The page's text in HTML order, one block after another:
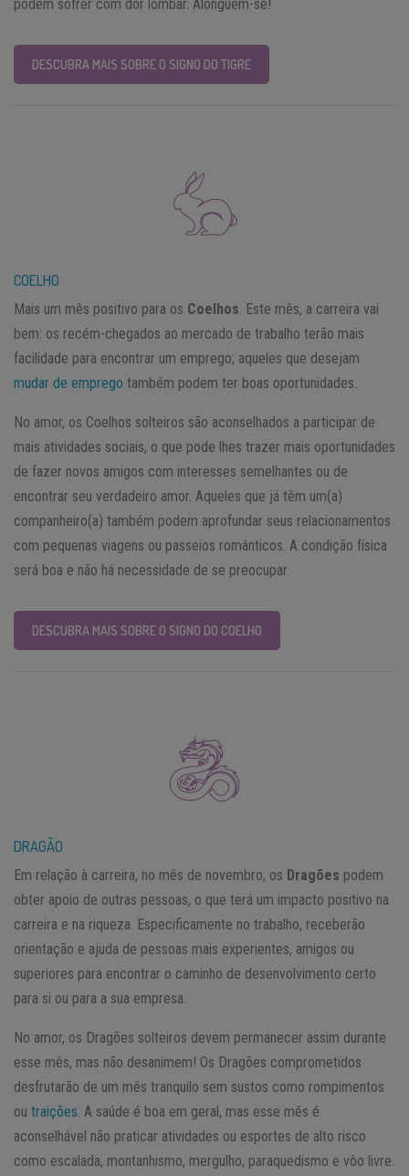
podem sofrer com dor lombar. Alonguem-se!
DESCUBRA MAIS SOBRE O SIGNO DO TIGRE
COELHO
Mais um mês positivo para os Coelhos. Este mês, a carreira vai
bem: os recém-chegados ao mercado de trabalho terão mais
facilidade para encontrar um emprego; aqueles que desejam
mudar de emprego também podem ter boas oportunidades.
No amor, os Coelhos solteiros são aconselhados a participar de
mais atividades sociais, o que pode lhes trazer mais oportunidades
de fazer novos amigos com interesses semelhantes ou de
encontrar seu verdadeiro amor. Aqueles que já têm um(a)
companheiro(a) também podem aprofundar seus relacionamentos
com pequenas viagens ou passeios românticos. A condição física
será boa e não há necessidade de se preocupar.
DESCUBRA MAIS SOBRE O SIGNO DO COELHO
DRAGÃO
Em relação à carreira, no mês de novembro, os Dragões podem
obter apoio de outras pessoas, o que terá um impacto positivo na
carreira e na riqueza. Especificamente no trabalho, receberão
orientação e ajuda de pessoas mais experientes, amigos ou
superiores para encontrar o caminho de desenvolvimento certo
para si ou para a sua empresa.
No amor, os Dragões solteiros devem permanecer assim durante
esse mês, mas não desanimem! Os Dragões comprometidos
desfrutarão de um mês tranquilo sem sustos como rompimentos
ou traições. A saúde é boa em geral, mas esse mês é
aconselhável não praticar atividades ou esportes de alto risco
como escalada, montanhismo, mergulho, paraquedismo e vôo livre.